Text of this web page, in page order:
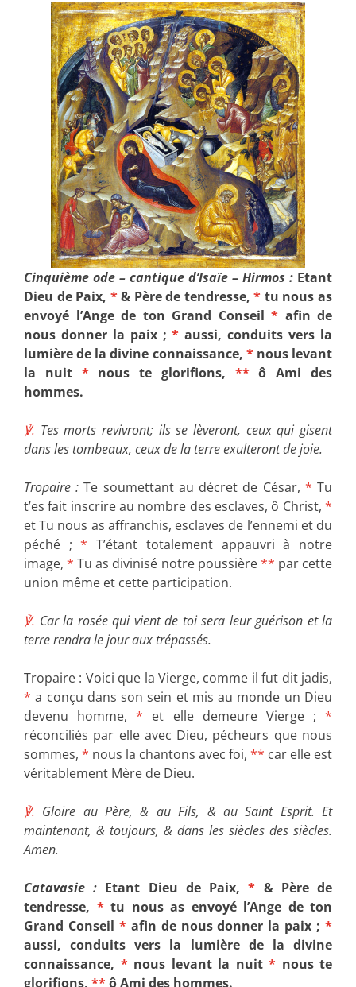
Cinquième ode – cantique d’Isaïe – Hirmos : Etant
Dieu de Paix, *& Père de tendresse,* tu nous as
envoyé l’Ange de ton Grand Conseil * afin de
nous donner la paix ;* aussi, conduits vers la
lumière de la divine connaissance, *nous levant
la nuit *nous te glorifions, **ô Ami des
hommes.
℣. Tes morts revivront; ils se lèveront, ceux qui gisent
dans les tombeaux, ceux de la terre exulteront de joie.
Tropaire :Te soumettant au décret de César, * Tu
t’es fait inscrire au nombre des esclaves, ô Christ, *
et Tu nous as affranchis, esclaves de l’ennemi et du
péché ;* T’étant totalement appauvri à notre
image,* Tu as divinisé notre poussière** par cette
union même et cette participation.
℣. Car la rosée qui vient de toi sera leur guérison et la
terre rendra le jour aux trépassés.
Tropaire : Voici que la Vierge, comme il fut dit jadis,
* a conçu dans son sein et mis au monde un Dieu
devenu homme,* et elle demeure Vierge ; *
réconciliés par elle avec Dieu, pécheurs que nous
sommes, * nous la chantons avec foi, ** car elle est
véritablement Mère de Dieu.
℣. Gloire au Père, & au Fils, & au Saint Esprit. Et
maintenant, & toujours, & dans les siècles des siècles.
Amen.
Catavasie : Etant Dieu de Paix,* & Père de
tendresse, *tu nous as envoyé l’Ange de ton
Grand Conseil *afin de nous donner la paix ;*
aussi, conduits vers la lumière de la divine
connaissance, *nous levant la nuit * nous te
glorifions, **ô Ami des hommes.